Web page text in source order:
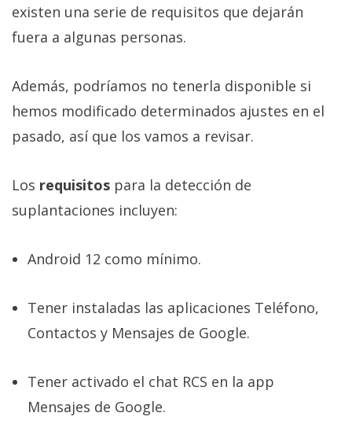
existen una serie de requisitos que dejarán
fuera a algunas personas.
Además, podríamos no tenerla disponible si
hemos modificado determinados ajustes en el
pasado, así que los vamos a revisar.
Los requisitos para la detección de
suplantaciones incluyen:
Android 12 como mínimo.
Tener instaladas las aplicaciones Teléfono,
Contactos y Mensajes de Google.
Tener activado el chat RCS en la app
Mensajes de Google.